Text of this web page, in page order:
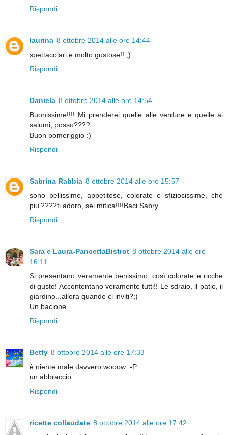
Rispondi
laurina 8 ottobre 2014 alle ore 14:44
spettacolari e molto gustose!! ;)
Rispondi
Daniela 8 ottobre 2014 alle ore 14:54
Buonissime!!!! Mi prenderei quelle alle verdure e quelle ai
salumi, posso????
Buon pomeriggio :)
Rispondi
Sabrina Rabbia 8 ottobre 2014 alle ore 15:57
sono bellissime, appetitose, colorate e sfiziosissime, che
piu'????ti adoro, sei mitica!!!!Baci Sabry
Rispondi
Sara e Laura-PancettaBistrot 8 ottobre 2014 alle ore
16:11
Si presentano veramente benissimo, così colorate e ricche
di gusto! Accontentano veramente tutti!! Le sdraio, il patio, il
giardino...allora quando ci inviti?;)
Un bacione
Rispondi
Betty 8 ottobre 2014 alle ore 17:33
è niente male davvero wooow :-P
un abbraccio
Rispondi
ricette collaudate 8 ottobre 2014 alle ore 17:42